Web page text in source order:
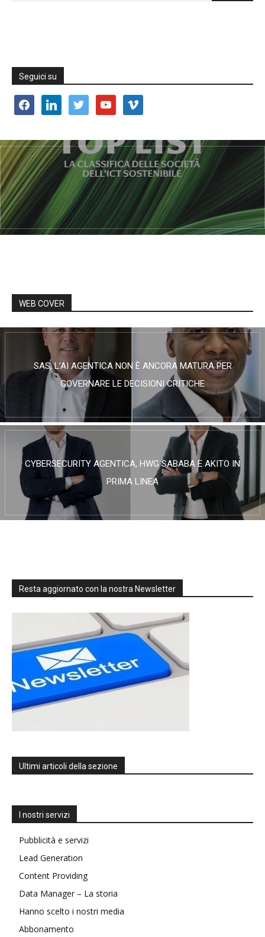
Seguici su
facebooklinkedin twitter youtube vimeo
WEB COVER
SAS, L’AI AGENTICA NON È ANCORA MATURA PER
GOVERNARE LE DECISIONI CRITICHE
CYBERSECURITY AGENTICA, HWG SABABA E AKITO IN
PRIMA LINEA
Resta aggiornato con la nostra Newsletter
Ultimi articoli della sezione
I nostri servizi
Pubblicità e servizi
Lead Generation
Content Providing
Data Manager – La storia
Hanno scelto i nostri media
Abbonamento